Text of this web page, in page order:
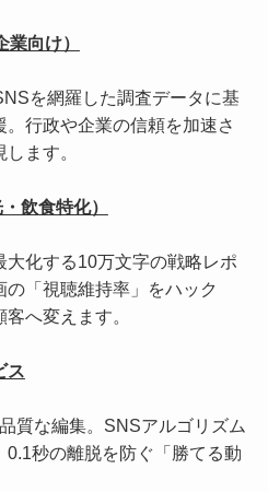
向け）
を網羅した調査データに基
行政や企業の信頼を加速さ
ます。
飲食特化）
化する10万文字の戦略レポ
「視聴維持率」をハック
へ変えます。
ス
質な編集。SNSアルゴリズム
0.1秒の離脱を防ぐ「勝てる動